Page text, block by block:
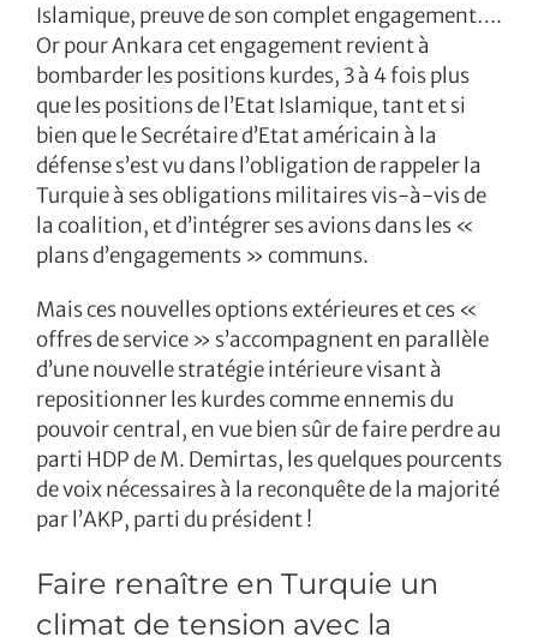
Islamique, preuve de son complet engagement….
Or pour Ankara cet engagement revient à
bombarder les positions kurdes, 3 à 4 fois plus
que les positions de l’Etat Islamique, tant et si
bien que le Secrétaire d’Etat américain à la
défense s’est vu dans l’obligation de rappeler la
Turquie à ses obligations militaires vis-à-vis de
la coalition, et d’intégrer ses avions dans les «
plans d’engagements » communs.
Mais ces nouvelles options extérieures et ces «
offres de service » s’accompagnent en parallèle
d’une nouvelle stratégie intérieure visant à
repositionner les kurdes comme ennemis du
pouvoir central, en vue bien sûr de faire perdre au
parti HDP de M. Demirtas, les quelques pourcents
de voix nécessaires à la reconquête de la majorité
par l’AKP, parti du président !
Faire renaître en Turquie un
climat de tension avec la